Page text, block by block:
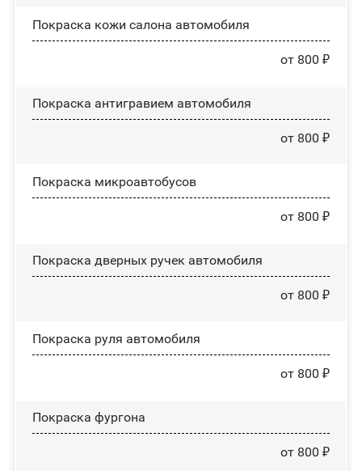
Покраска кожи салона автомобиля
от 800 ₽
Покраска антигравием автомобиля
от 800 ₽
Покраска микроавтобусов
от 800 ₽
Покраска дверных ручек автомобиля
от 800 ₽
Покраска руля автомобиля
от 800 ₽
Покраска фургона
от 800 ₽